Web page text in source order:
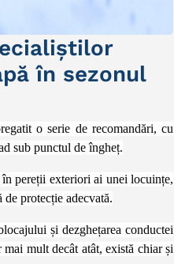
în sezonul
o serie de recomandări, cu
sub punctul de îngheț.
pereții exteriori ai unei locuințe,
protecție adecvată.
și dezghețarea conductei
mult decât atât, există chiar și